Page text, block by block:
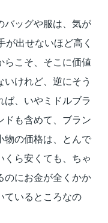
バッグや服は、気が
出せないほど高く
らこそ、そこに価値
けれど、逆にそう
ば、いやミドルブラ
ドも含めて、ブラン
物の価格は、とんで
くら安くても、ちゃ
のにお金が全くかか
ているところなの